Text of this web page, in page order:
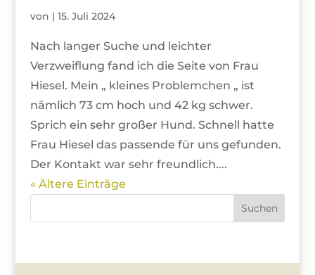
von | 15. Juli 2024
Nach langer Suche und leichter
Verzweiflung fand ich die Seite von Frau
Hiesel. Mein „ kleines Problemchen „ ist
nämlich 73 cm hoch und 42 kg schwer.
Sprich ein sehr großer Hund. Schnell hatte
Frau Hiesel das passende für uns gefunden.
Der Kontakt war sehr freundlich....
« Ältere Einträge
Suchen